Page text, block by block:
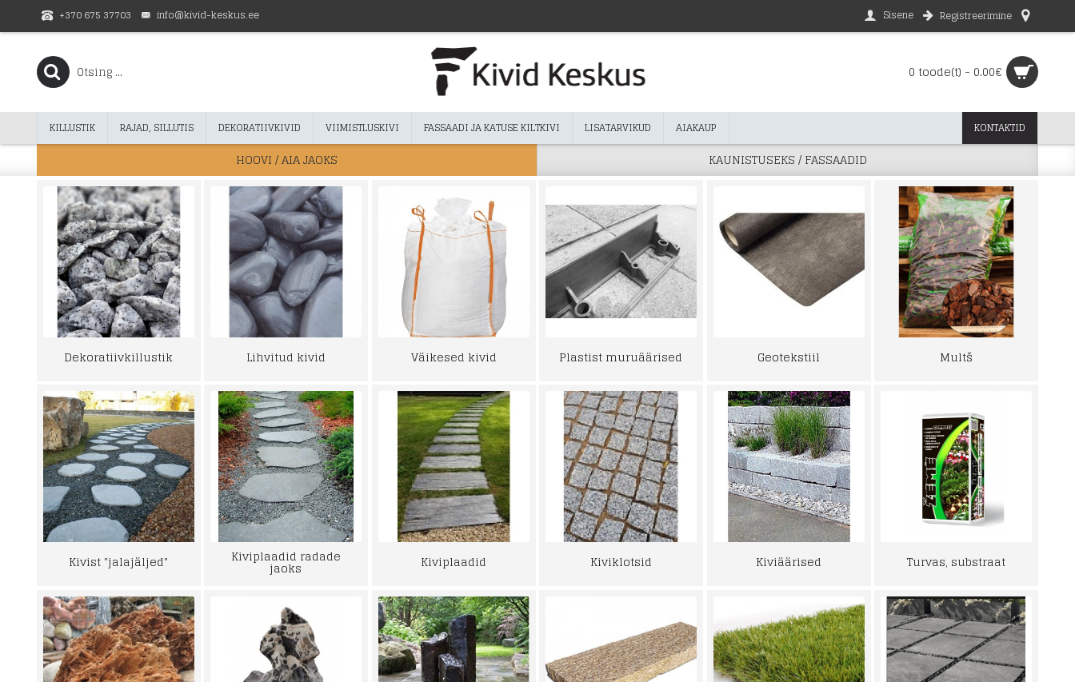
+370 675 37703 info@kivid-keskus.ee Sisene Registreerimine
0 toode(t) - 0.00€
KILLUSTIK RAJAD, SILLUTIS DEKORATIIVKIVID VIIMISTLUSKIVI FASSAADI JA KATUSE KILTKIVI LISATARVIKUD AIAKAUP KONTAKTID
HOOVI / AIA JAOKS KAUNISTUSEKS / FASSAADID
Dekoratiivkillustik Lihvitud kivid Väikesed kivid Plastist muruäärised Geotekstiil Multš
Kivist "jalajäljed" Kiviplaadid radade
jaoks Kiviplaadid Kiviklotsid Kiviäärised Turvas, substraat